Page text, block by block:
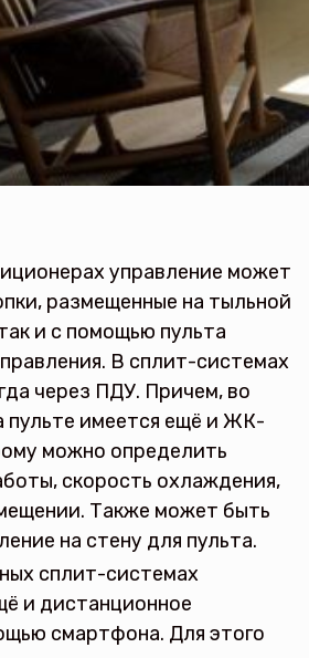
управление может
размещенные на тыльной
и с помощью пульта
В сплит-системах
через ПДУ. Причем, во
пульте имеется ещё и ЖК-
можно определить
скорость охлаждения,
Также может быть
на стену для пульта.
сплит-системах
и дистанционное
смартфона. Для этого